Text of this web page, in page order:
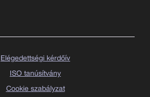
Elégedettségi kérdőív
ISO tanúsítvány
Cookie szabályzat